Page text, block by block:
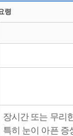
령
장시간 또는 무리
특히 눈이 아픈 증